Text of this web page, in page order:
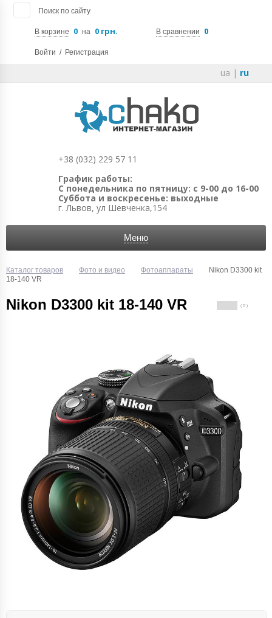
Поиск по сайту
В корзине 0 на 0 грн. В сравнении 0
Войти / Регистрация
ua | ru
+38 (032) 229 57 11
График работы:
С понедельника по пятницу: с 9-00 до 16-00
Суббота и воскресенье: выходные
г. Львов, ул Шевченка,154
Меню
Каталог товаров Фото и видео Фотоаппараты
Nikon D3300 kit
18-140 VR
Nikon D3300 kit 18-140 VR ( 0 )